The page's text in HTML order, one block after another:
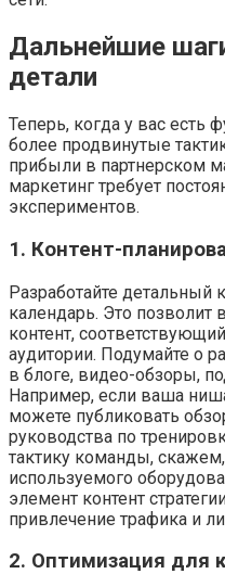
Дальнейшие
детали
Теперь, когда у вас есть
более продвинутые
прибыли в партнерском
маркетинг требует
экспериментов.
1. Контент-
Разработайте детальный
календарь. Это позволит
контент,
аудитории. Подумайте о
в блоге, видео-обзоры,
Например, если ваша
можете публиковать
руководства по
тактику команды,
используемого
элемент контент
привлечение трафика и
2. Оптимизация для